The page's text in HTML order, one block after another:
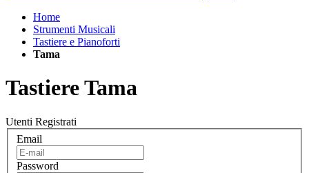
Home
Strumenti Musicali
Tastiere e Pianoforti
Tama
Tastiere Tama
Utenti Registrati
Email
Password